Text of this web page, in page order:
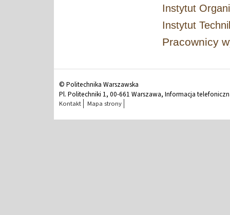
Instytut
Instytut
Pracownicy
© Politechnika Warszawska
Pl. Politechniki 1, 00-661 Warszawa, Informacja
Kontakt Mapa strony